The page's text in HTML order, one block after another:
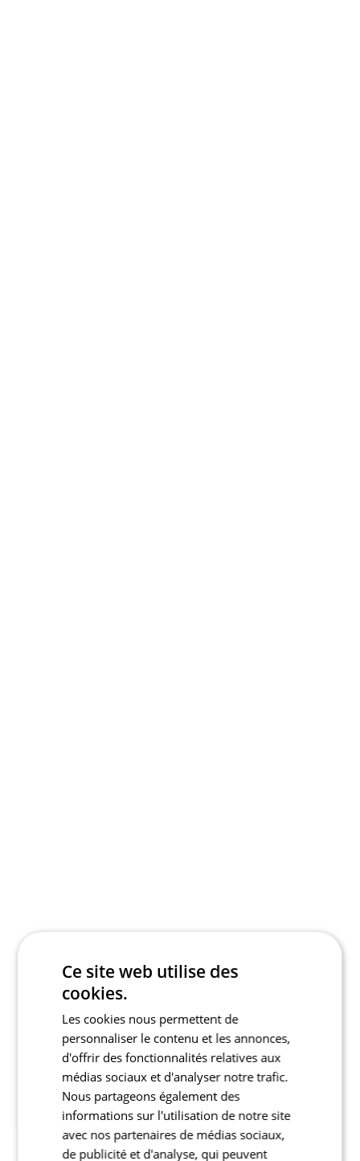
Ce site web utilise des
cookies.
Les cookies nous permettent de
personnaliser le contenu et les annonces,
d'offrir des fonctionnalités relatives aux
médias sociaux et d'analyser notre trafic.
Nous partageons également des
informations sur l'utilisation de notre site
avec nos partenaires de médias sociaux,
de publicité et d'analyse, qui peuvent